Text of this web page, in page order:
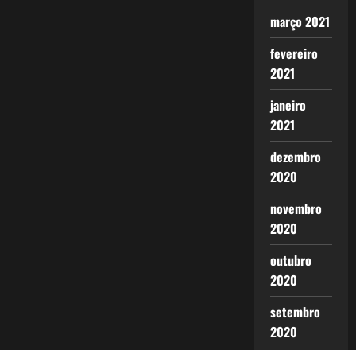
março 2021
fevereiro
2021
janeiro
2021
dezembro
2020
novembro
2020
outubro
2020
setembro
2020